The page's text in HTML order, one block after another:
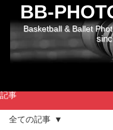
BB-
Basketball & Ballet
記事
全ての記事